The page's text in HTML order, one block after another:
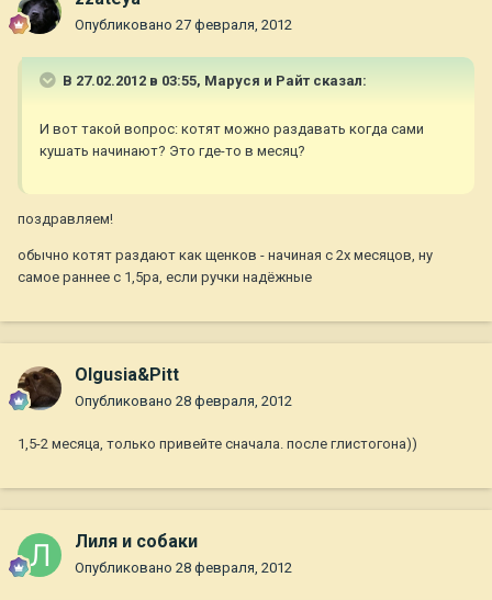
Опубликовано 27 февраля, 2012
В 27.02.2012 в 03:55, Маруся и Райт сказал:
И вот такой вопрос: котят можно раздавать когда сами
кушать начинают? Это где-то в месяц?
поздравляем!
обычно котят раздают как щенков - начиная с 2х месяцов, ну
самое раннее с 1,5ра, если ручки надёжные
Olgusia&Pitt
Опубликовано 28 февраля, 2012
1,5-2 месяца, только привейте сначала. после глистогона))
Лиля и собаки
Опубликовано 28 февраля, 2012